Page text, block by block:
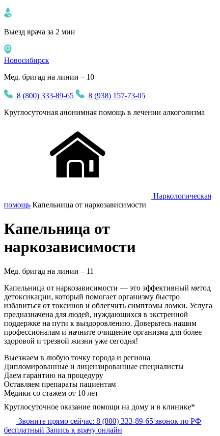
Выезд врача за 2 мин
Новосибирск
Мед. бригад на линии – 10
8 (800) 333-89-65
8 (938) 157-73-05
Круглосуточная анонимная помощь в лечении алкоголизма
Наркологическая
помощь Капельница от наркозависимости
Капельница от
наркозависимости
Мед. бригад на линии – 11
Капельница от наркозависимости — это эффективный метод
детоксикации, который помогает организму быстро
избавиться от токсинов и облегчить симптомы ломки. Услуга
предназначена для людей, нуждающихся в экстренной
поддержке на пути к выздоровлению. Доверьтесь нашим
профессионалам и начните очищение организма для более
здоровой и трезвой жизни уже сегодня!
Выезжаем в любую точку города и региона
Дипломированные и лицензированные специалисты
Даем гарантию на процедуру
Оставляем препараты пациентам
Медики со стажем от 10 лет
Круглосуточное оказание помощи на дому и в клинике*
Звоните прямо сейчас: 8 (800) 333-89-65 звонок по РФ
бесплатный Запись к врачу онлайн